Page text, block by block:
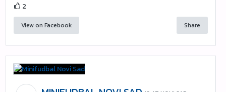
2
View on Facebook Share